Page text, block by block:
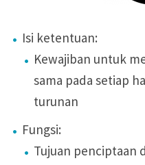
Isi ketentuan:
Kewajiban untuk
sama pada setiap
turunan
Fungsi:
Tujuan penciptaan